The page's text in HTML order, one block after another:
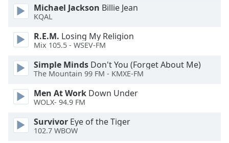
Background
Color
Opacity
Caption
Area
Background
Michael Jackson Billie Jean
KQAL
R.E.M. Losing My Religion
Mix 105.5 - WSEV-FM
Simple Minds Don't You (Forget About Me)
The Mountain 99 FM - KMXE-FM
Men At Work Down Under
WOLX- 94.9 FM
Survivor Eye of the Tiger
102.7 WBOW